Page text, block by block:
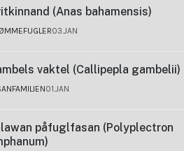
(Anas bahamensis)
03.JAN
vaktel (Callipepla gambelii)
01.JAN
påfuglfasan (Polyplectron